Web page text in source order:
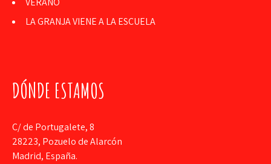
LA GRANJA VIENE A LA ESCUELA
DÓNDE ESTAMOS
C/ de Portugalete, 8
28223, Pozuelo de Alarcón
Madrid, España.